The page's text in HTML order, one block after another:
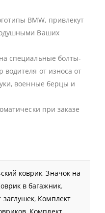
BMW, привлекут
Ваших
специальные болты-
от износа от
военные берцы и
при заказе
коврик,Значок на
в багажник,
заглушек, Комплект